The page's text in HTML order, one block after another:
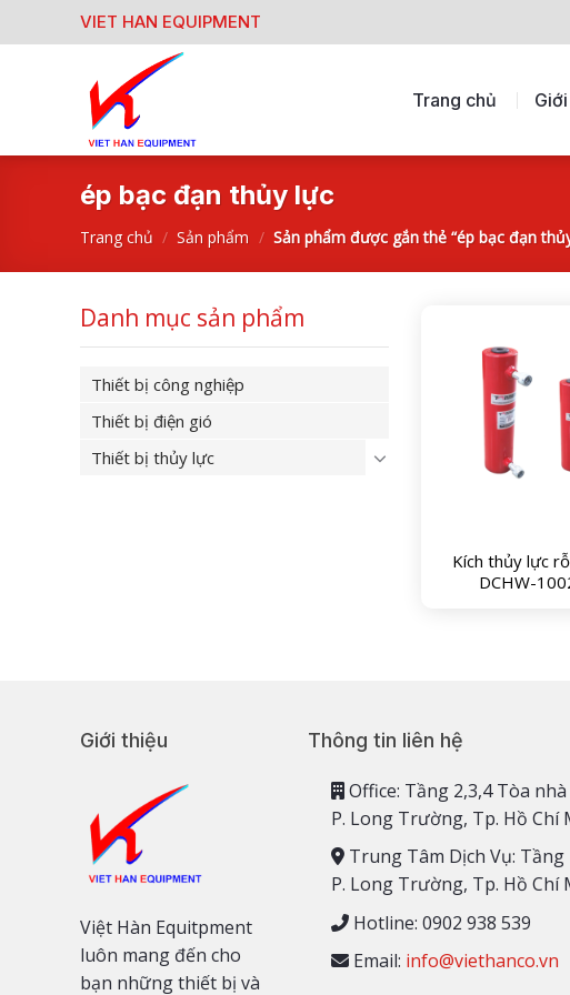
to
VIET HAN EQUIPMENT
Trang chủ
ép bạc đạn thủy lực
Trang chủ / Sản phẩm / Sản phẩm được gắn thẻ “ép bạc đạn
Danh mục sản phẩm
Thiết bị công nghiệp
Thiết bị điện gió
Thiết bị thủy lực
Kích thủy lực
DCHW-
Giới thiệu
Việt Hàn Equitpment
luôn mang đến cho
bạn những thiết bị và
Thông tin liên hệ
Office: Tầng 2,3,4 Tòa
P. Long Trường, Tp. Hồ Chí
Trung Tâm Dịch Vụ:
P. Long Trường, Tp. Hồ Chí
Hotline: 0902 938 539
Email: info@viethanco.vn